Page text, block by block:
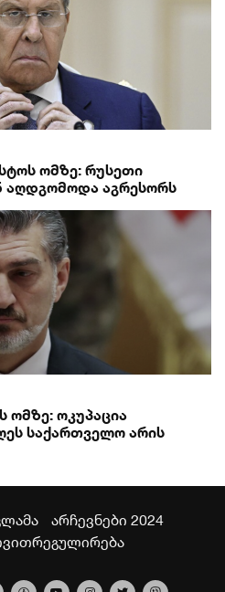
ომზე: რუსეთი
აღდგომოდა აგრესორს
ომზე: ოკუპაცია
საქართველო არის
არჩევნები 2024